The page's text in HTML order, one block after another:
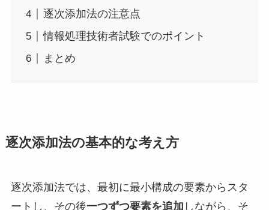
逐次添加法の注意点
情報処理技術者試験でのポイント
まとめ
逐次添加法の基本的な考え方
逐次添加法では、最初に最小構成の要素からスタ
ートし、その後一つずつ要素を追加 しながら、そ